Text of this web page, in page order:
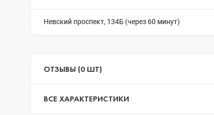
Невский проспект, 134Б (через 60 минут)
ОТЗЫВЫ (0 ШТ)
ВСЕ ХАРАКТЕРИСТИКИ